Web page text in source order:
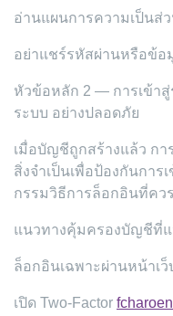
อ่านแผนการความเป็นส่
อย่าแชร์รหัสผ่านหรือข้
หัวข้อหลัก 2 — การเข้าสู่
ระบบ อย่างปลอดภัย
เมื่อบัญชีถูกสร้างแล้ว ก
สิ่งจำเป็นเพื่อป้องกันกา
กรรมวิธีการล็อกอินที่คว
แนวทางคุ้มครองบัญชีที่
ล็อกอินเฉพาะผ่านหน้าเ
เปิด Two-Factor